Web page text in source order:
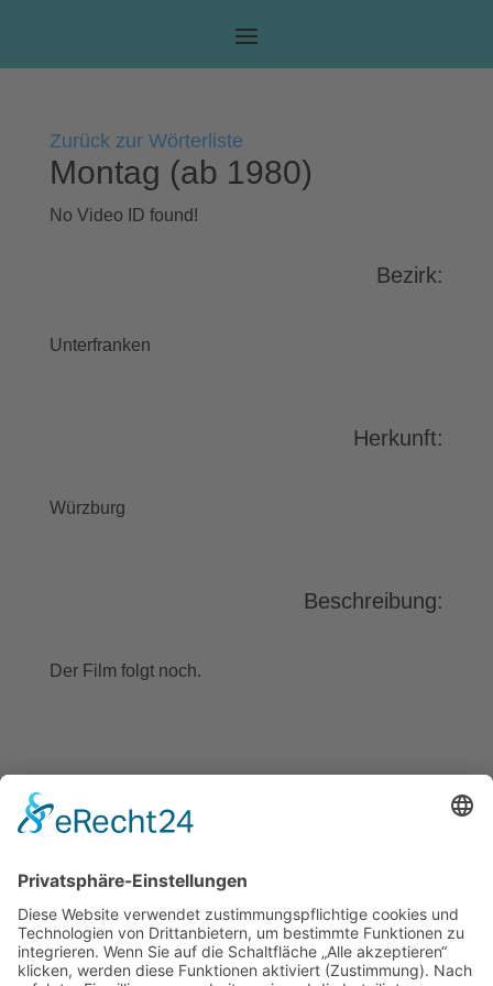
Zurück zur Wörterliste
Montag (ab 1980)
No Video ID found!
Bezirk:
Unterfranken
Herkunft:
Würzburg
Beschreibung:
Der Film folgt noch.
BAYGEBDIA
Bayerische
Gebärdendialekte